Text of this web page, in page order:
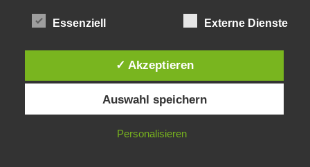
Spieler sind herzlich willkommen.
Freizeitanlage Wädenswil, Tobelrainstrasse 25,
Bibliothek Richterswil
Essenziell Externe Dienste
✓ Akzeptieren
Auswahl speichern
Personalisieren